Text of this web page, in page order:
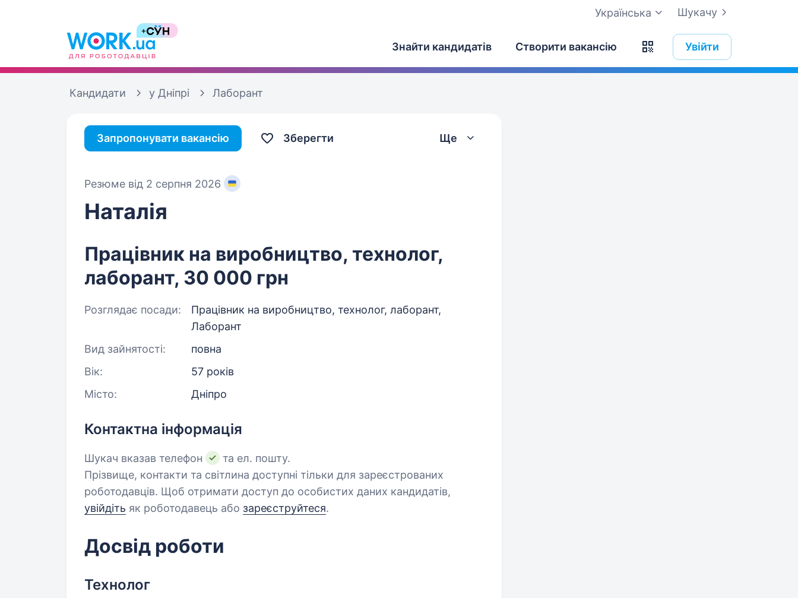
Шукачу
Українська
Знайти кандидатів Створити вакансію Увійти
Кандидати у Дніпрі Лаборант
Запропонувати вакансію Зберегти Ще
Резюме від 2 серпня 2026
Наталія
Працівник на виробництво, технолог,
лаборант, 30 000 грн
Розглядає посади:
Працівник на виробництво, технолог, лаборант,
Лаборант
Вид зайнятості:
повна
Вік:
57 років
Місто:
Дніпро
Контактна інформація
Шукач вказав телефон
та ел. пошту.
Прізвище, контакти та світлина доступні тільки для зареєстрованих
роботодавців. Щоб отримати доступ до особистих даних кандидатів,
увійдіть як роботодавець або зареєструйтеся.
Досвід роботи
Технолог